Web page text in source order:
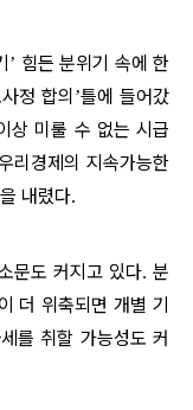
’ 힘든 분위기 속에 한
정 합의 ’틀에 들어갔
상 미룰 수 없는 시급
리경제의 지속가능한
내렸다.
문도 커지고 있다. 분
더 위축되면 개별 기
를 취할 가능성도 커